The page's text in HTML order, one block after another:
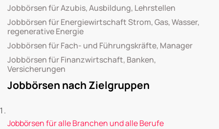
Jobbörsen für Azubis, Ausbildung, Lehrstellen
Jobbörsen für Energiewirtschaft Strom, Gas, Wasser,
regenerative Energie
Jobbörsen für Fach- und Führungskräfte, Manager
Jobbörsen für Finanzwirtschaft, Banken,
Versicherungen
Jobbörsen nach Zielgruppen
Jobbörsen für alle Branchen und alle Berufe